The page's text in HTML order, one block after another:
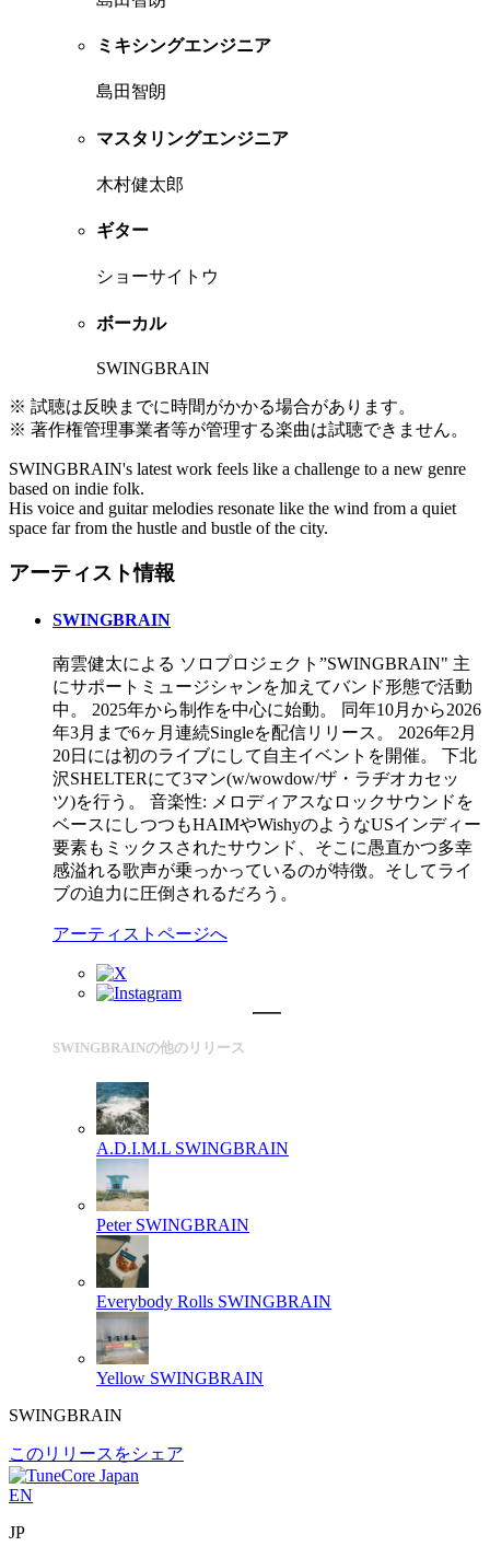
ミキシングエンジニア
島田智朗
マスタリングエンジニア
木村健太郎
ギター
ショーサイトウ
ボーカル
SWINGBRAIN
※ 試聴は反映までに時間がかかる場合があります。
※ 著作権管理事業者等が管理する楽曲は試聴できません。
SWINGBRAIN's latest work feels like a challenge to a new genre
based on indie folk.
His voice and guitar melodies resonate like the wind from a quiet
space far from the hustle and bustle of the city.
アーティスト情報
SWINGBRAIN
南雲健太による ソロプロジェクト”SWINGBRAIN" 主
にサポートミュージシャンを加えてバンド形態で活動
中。 2025年から制作を中心に始動。 同年10月から2026
年3月まで6ヶ月連続Singleを配信リリース。 2026年2月
20日には初のライブにして自主イベントを開催。 下北
沢SHELTERにて3マン(w/wowdow/ザ・ラヂオカセッ
ツ)を行う。 音楽性: メロディアスなロックサウンドを
ベースにしつつもHAIMやWishyのようなUSインディー
要素もミックスされたサウンド、そこに愚直かつ多幸
感溢れる歌声が乗っかっているのが特徴。そしてライ
ブの迫力に圧倒されるだろう。
アーティストページへ
SWINGBRAINの他のリリース
A.D.I.M.L SWINGBRAIN
Peter SWINGBRAIN
Everybody Rolls SWINGBRAIN
Yellow SWINGBRAIN
SWINGBRAIN
このリリースをシェア
EN
JP